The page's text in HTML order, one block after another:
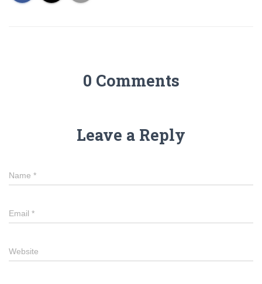
0 Comments
Leave a Reply
Name *
Email *
Website